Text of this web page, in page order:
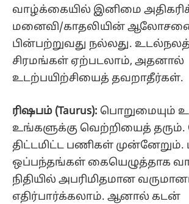
வாழ்க்கையில் இனிமை
மனைவி/காதலியின்
பின்பற்றுவது நல்லது.
சிரமங்கள் ஏற்படலாம், அதனால்
உடற்பயிற்சியைத் தவறாதீர்கள்.
ரிஷபம் (Taurus): பொறுமையும்
உங்களுக்கு வெற்றியைத்
திட்டமிட்ட பணிகள் முன்னேறும்.
ஒப்பந்தங்கள் கையெழுத்தாக
நிதியில் அபரிமிதமான
எதிர்பார்க்கலாம். ஆனால் கடன்